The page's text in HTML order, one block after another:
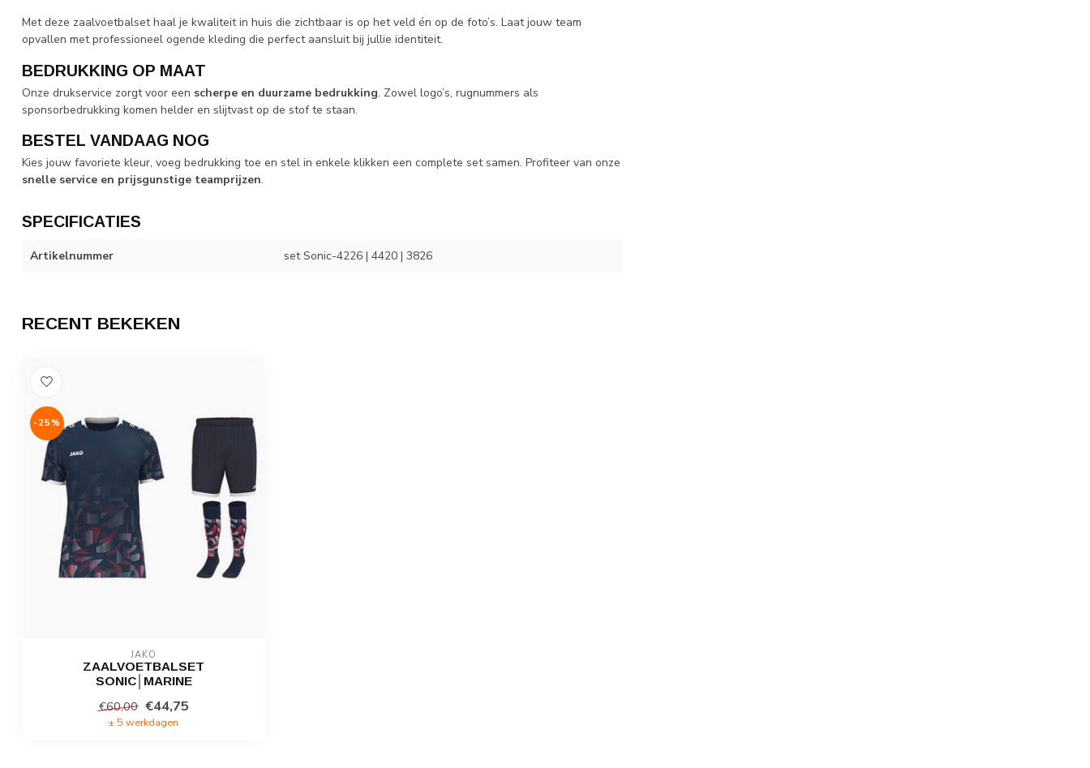
Met deze zaalvoetbalset haal je kwaliteit in huis die zichtbaar is op het veld én op de foto’s. Laat jouw team
opvallen met professioneel ogende kleding die perfect aansluit bij jullie identiteit.
BEDRUKKING OP MAAT
Onze drukservice zorgt voor een scherpe en duurzame bedrukking. Zowel logo’s, rugnummers als
sponsorbedrukking komen helder en slijtvast op de stof te staan.
BESTEL VANDAAG NOG
Kies jouw favoriete kleur, voeg bedrukking toe en stel in enkele klikken een complete set samen. Profiteer van onze
snelle service en prijsgunstige teamprijzen.
SPECIFICATIES
Artikelnummer set Sonic-4226 | 4420 | 3826
RECENT BEKEKEN
-25%
JAKO
ZAALVOETBALSET
SONIC│MARINE
€60,00 €44,75
± 5 werkdagen